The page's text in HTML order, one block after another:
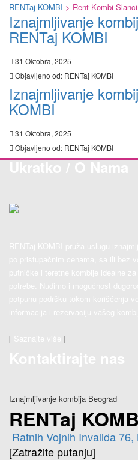
RENTaj KOMBI > Rent Kombi Slanci
Iznajmljivanje
RENTaj KOMBI
31 Oktobra, 2025
Objavljeno od: RENTaj KOMBI
Iznajmljivanje
KOMBI
31 Oktobra, 2025
Objavljeno od: RENTaj KOMBI
Ukratko / O Nama
[ ]
Iznajmljivanje kombija Beograd
RENTaj
Ratnih Vojnih Invalida
[Zatražite putanju]